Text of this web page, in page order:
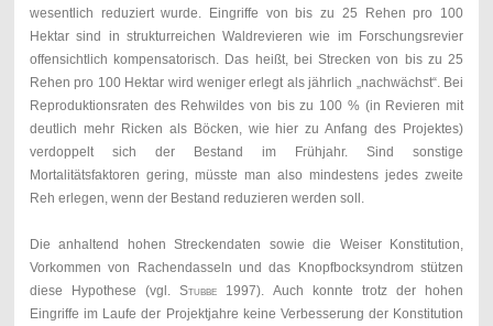
wesentlich reduziert wurde. Eingriffe von bis zu 25 Rehen pro 100
Hektar sind in strukturreichen Waldrevieren wie im Forschungsrevier
offensichtlich kompensatorisch. Das heißt, bei Strecken von bis zu 25
Rehen pro 100 Hektar wird weniger erlegt als jährlich „nachwächst“. Bei
Reproduktionsraten des Rehwildes von bis zu 100 % (in Revieren mit
deutlich mehr Ricken als Böcken, wie hier zu Anfang des Projektes)
verdoppelt sich der Bestand im Frühjahr. Sind sonstige
Mortalitätsfaktoren gering, müsste man also mindestens jedes zweite
Reh erlegen, wenn der Bestand reduzieren werden soll.
Die anhaltend hohen Streckendaten sowie die Weiser Konstitution,
Vorkommen von Rachendasseln und das Knopfbocksyndrom stützen
diese Hypothese (vgl.Stubbe 1997). Auch konnte trotz der hohen
Eingriffe im Laufe der Projektjahre keine Verbesserung der Konstitution